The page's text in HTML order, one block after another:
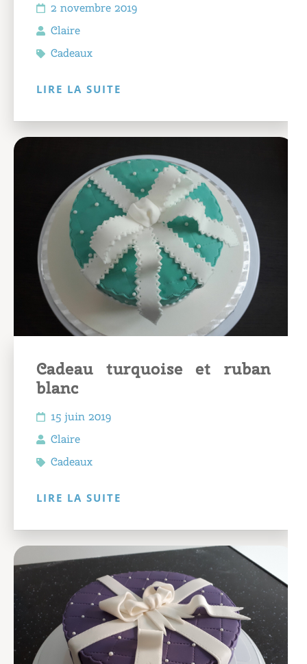
2 novembre 2019
Claire
Cadeaux
LIRE LA SUITE
Cadeau turquoise et ruban
blanc
15 juin 2019
Claire
Cadeaux
LIRE LA SUITE